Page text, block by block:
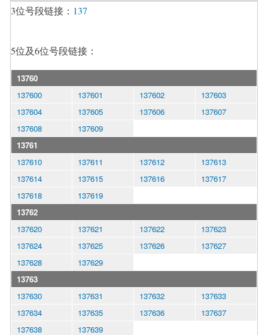
3位号段链接： 137
5位及6位号段链接：
13760
137600
137601 137602
137603
137604
137605 137606
137607
137608
137609
13761
137610
137611 137612
137613
137614
137615 137616
137617
137618
137619
13762
137620
137621 137622
137623
137624
137625 137626
137627
137628
137629
13763
137630
137631 137632
137633
137634
137635 137636
137637
137638
137639